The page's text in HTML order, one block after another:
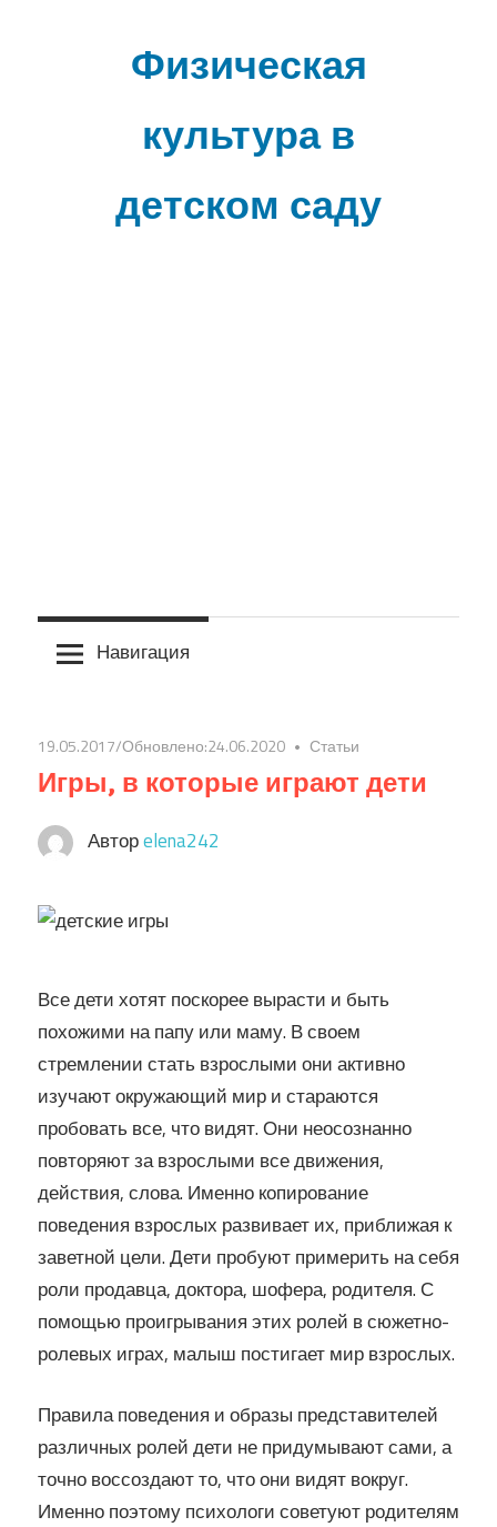
Физическая
культура в
детском саду
Навигация
19.05.2017/Обновлено:24.06.2020 Статьи
Игры, в которые играют дети
Авторelena242
Все дети хотят поскорее вырасти и быть
похожими на папу или маму. В своем
стремлении стать взрослыми они активно
изучают окружающий мир и стараются
пробовать все, что видят. Они неосознанно
повторяют за взрослыми все движения,
действия, слова. Именно копирование
поведения взрослых развивает их, приближая к
заветной цели. Дети пробуют примерить на себя
роли продавца, доктора, шофера, родителя. С
помощью проигрывания этих ролей в сюжетно-
ролевых играх, малыш постигает мир взрослых.
Правила поведения и образы представителей
различных ролей дети не придумывают сами, а
точно воссоздают то, что они видят вокруг.
Именно поэтому психологи советуют родителям